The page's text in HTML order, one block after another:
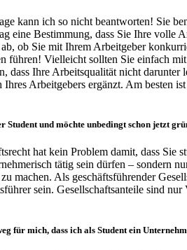
kann ich so nicht beantworten! Sie
eine Bestimmung, dass Sie Ihre volle
ob Sie mit Ihrem Arbeitgeber
führen! Vielleicht sollten Sie einfach
dass Ihre Arbeitsqualität nicht
Ihres Arbeitgebers ergänzt. Am besten
Studentund möchte unbedingt schon jetzt
hat kein Problem damit, dass Sie
tätig sein dürfen – sondern
machen. Als geschäftsführender
sein. Gesellschaftsanteile sind
für mich, dass ich als Student ein